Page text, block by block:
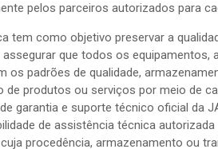
pelos parceiros autorizados para
tem como objetivo preservar a
que todos os
os padrões de qualidade,
de produtos ou serviços por meio de
garantia e suporte técnico oficial da
de assistência técnica
procedência, armazenamento ou